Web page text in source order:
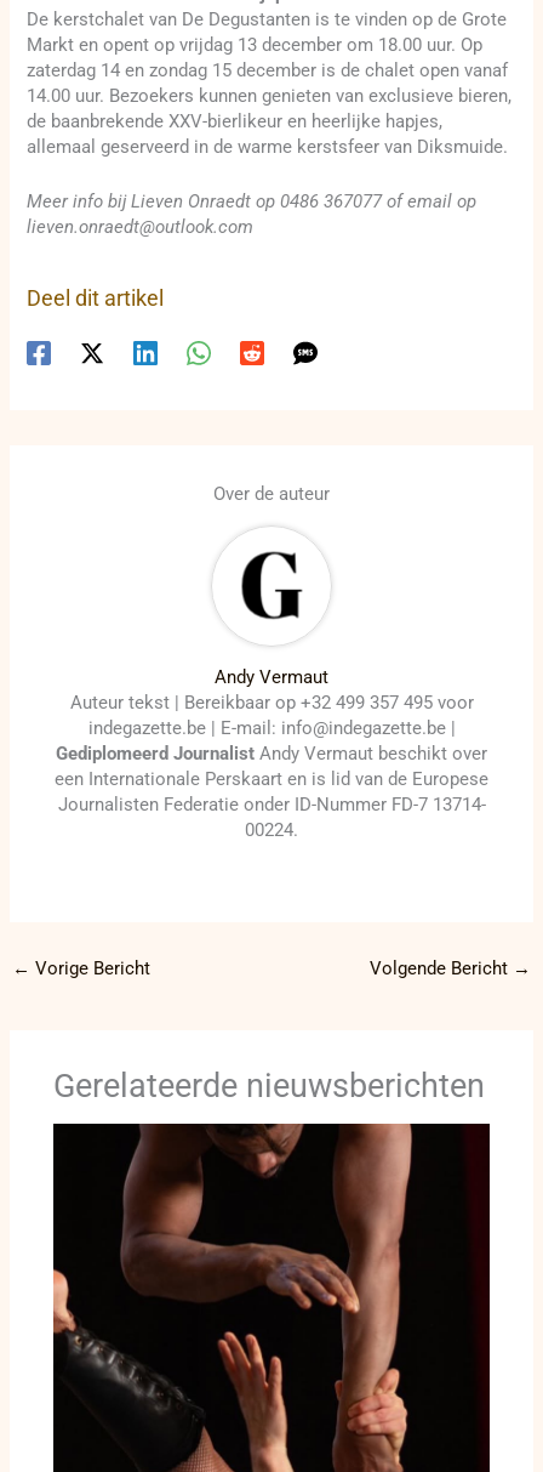
De kerstchalet van De Degustanten is te vinden op de Grote
Markt en opent op vrijdag 13 december om 18.00 uur. Op
zaterdag 14 en zondag 15 december is de chalet open vanaf
14.00 uur. Bezoekers kunnen genieten van exclusieve bieren,
de baanbrekende XXV-bierlikeur en heerlijke hapjes,
allemaal geserveerd in de warme kerstsfeer van Diksmuide.
Meer info bij Lieven Onraedt op 0486 367077 of email op
lieven.onraedt@outlook.com
Deel dit artikel
Over de auteur
Andy Vermaut
Auteur tekst | Bereikbaar op +32 499 357 495 voor
indegazette.be | E-mail: info@indegazette.be |
Gediplomeerd Journalist Andy Vermaut beschikt over
een Internationale Perskaart en is lid van de Europese
Journalisten Federatie onder ID-Nummer FD-7 13714-
00224.
← Vorige Bericht Volgende Bericht →
Gerelateerde nieuwsberichten